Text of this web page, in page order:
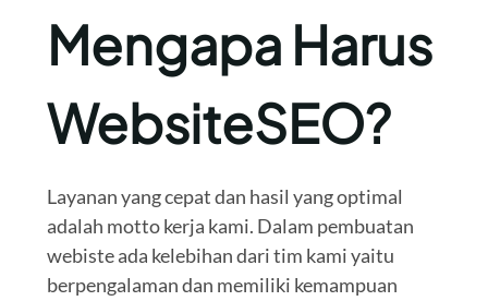
Mengapa Harus
WebsiteSEO?
Layanan yang cepat dan hasil yang optimal
adalah motto kerja kami. Dalam pembuatan
webiste ada kelebihan dari tim kami yaitu
berpengalaman dan memiliki kemampuan